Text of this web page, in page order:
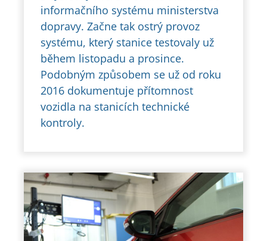
informačního systému ministerstva
dopravy. Začne tak ostrý provoz
systému, který stanice testovaly už
během listopadu a prosince.
Podobným způsobem se už od roku
2016 dokumentuje přítomnost
vozidla na stanicích technické
kontroly.